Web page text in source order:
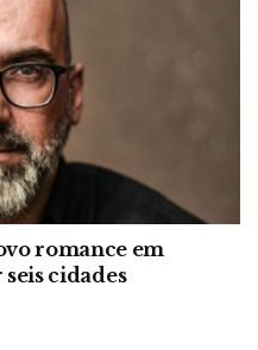
romance em
cidades